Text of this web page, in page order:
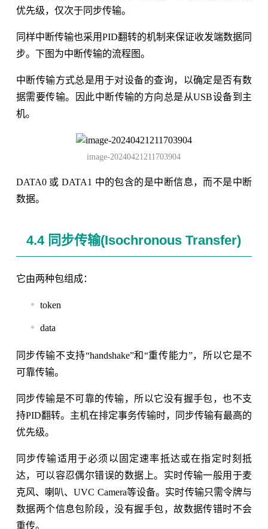
优先级，仅次于同步传输。
同样中断传输也采用PID翻转的机制来保证收发端数据同
步。下图为中断传输的流程图。
中断传输方式总是用于对设备的查询，以确定是否有数
据需要传输。因此中断传输的方向总是从USB设备到主
机。
image-20240421211703904
DATA0 或 DATA1 中的包含的是中断信息，而不是中断
数据。
4.4 同步传输(Isochronous Transfer)
它由两种包组成：
token
data
同步传输不支持“handshake”和“重传能力”，所以它是不
可靠传输。
同步传输是不可靠的传输，所以它没有握手包，也不支
持PID翻转。主机在排定事务传输时，同步传输有最高的
优先级。
同步传输适用于必须以固定速率抵达或在指定时刻抵
达，可以容忍偶尔错误的数据上。实时传输一般用于麦
克风、喇叭、UVC Camera等设备。实时传输只需令牌与
数据两个信息包阶段，没有握手包，故数据传错时不会
重传。